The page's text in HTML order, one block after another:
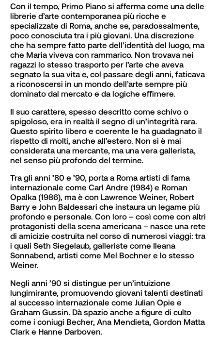
Con il tempo, Primo Piano si afferma come una delle
librerie d’arte contemporanea più ricche e
specializzate di Roma, anche se, paradossalmente,
poco conosciuta tra i più giovani. Una discrezione
che ha sempre fatto parte dell’identità del luogo, ma
che Maria viveva con rammarico. Non trovava nei
ragazzi lo stesso trasporto per l’arte che aveva
segnato la sua vita e, col passare degli anni, faticava
a riconoscersi in un mondo dell’arte sempre più
dominato dal mercato e da logiche effimere.
Il suo carattere, spesso descritto come schivo o
spigoloso, era in realtà il segno di un’integrità rara.
Questo spirito libero e coerente le ha guadagnato il
rispetto di molti, anche all’estero. Non si è mai
considerata una mercante, ma una vera gallerista,
nel senso più profondo del termine.
Tra gli anni ’80 e ’90, porta a Roma artisti di fama
internazionale come Carl Andre (1984) e Roman
Opalka (1986), ma è con Lawrence Weiner, Robert
Barry e John Baldessari che instaura un legame più
profondo e personale. Con loro – così come con altri
protagonisti della scena americana – nasce una rete
di amicizie costruita nel corso di numerosi viaggi: tra
i quali Seth Siegelaub, galleriste come Ileana
Sonnabend, artisti come Mel Bochner e lo stesso
Weiner.
Negli anni ’90 si distingue per un’intuizione
lungimirante, promuovendo giovani talenti destinati
al successo internazionale come Julian Opie e
Graham Gussin. Dà spazio anche a figure di culto
come i coniugi Becher, Ana Mendieta, Gordon Matta
Clark e Hanne Darboven.